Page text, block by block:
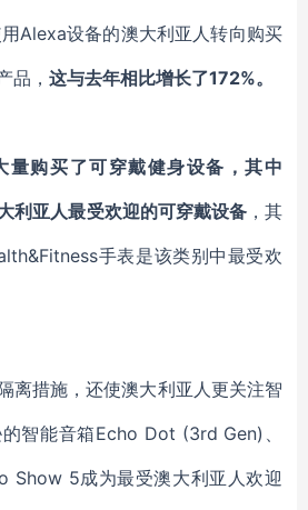
Alexa设备的澳大利亚人转向购买
品， 这与去年相比增长了172%。
量购买了可穿戴健身设备，其中
利亚人最受欢迎的可穿戴设备，其
手表是该类别中最受欢
离措施，还使澳大利亚人更关注智
智能音箱Echo Dot (3rd Gen)、
Show 5成为最受澳大利亚人欢迎